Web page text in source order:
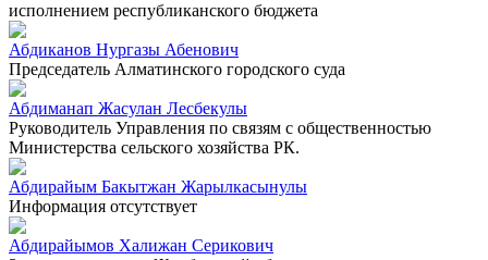
исполнением республиканского бюджета
Абдиканов Нургазы Абенович
Председатель Алматинского городского суда
Абдиманап Жасулан Лесбекулы
Руководитель Управления по связям с общественностью
Министерства сельского хозяйства РК.
Абдирайым Бакытжан Жарылкасынулы
Информация отсутствует
Абдирайымов Халижан Серикович